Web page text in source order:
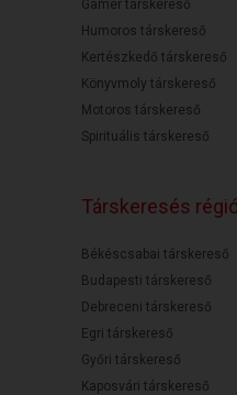
Gamer társkereső
Humoros társkereső
Kertészkedő társkereső
Könyvmoly társkereső
Motoros társkereső
Spirituális társkereső
Társkeresés
Békéscsabai társkereső
Budapesti társkereső
Debreceni társkereső
Egri társkereső
Győri társkereső
Kaposvári társkereső